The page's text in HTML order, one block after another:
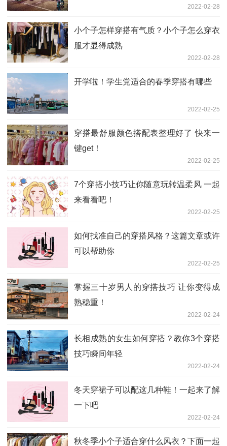
2022-02-28
小个子怎样穿搭有气质？小个子怎么穿衣
服才显得成熟
2022-02-28
开学啦！学生党适合的春季穿搭有哪些
2022-02-25
穿搭最舒服颜色搭配表整理好了 快来一
键get！
2022-02-25
7个穿搭小技巧让你随意玩转温柔风 一起
来看看吧！
2022-02-25
如何找准自己的穿搭风格？这篇文章或许
可以帮助你
2022-02-25
掌握三十岁男人的穿搭技巧 让你变得成
熟稳重！
2022-02-24
长相成熟的女生如何穿搭？教你3个穿搭
技巧瞬间年轻
2022-02-24
冬天穿裙子可以配这几种鞋！一起来了解
一下吧
2022-02-24
秋冬季小个子适合穿什么风衣？下面一起